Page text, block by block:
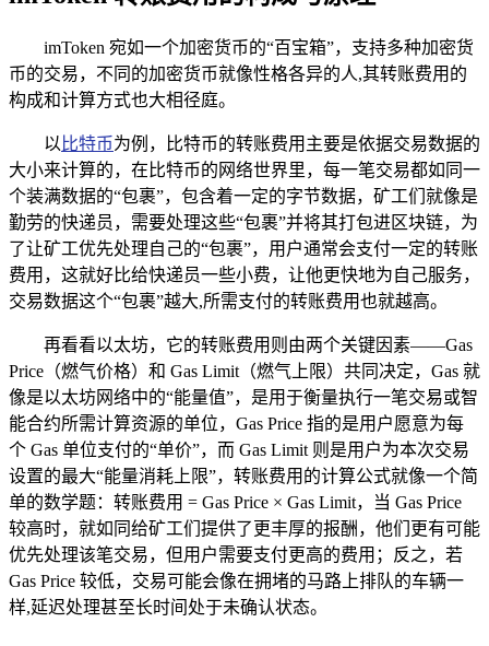
imToken 宛如一个加密货币的“百宝箱”，支持多种加密货
币的交易，不同的加密货币就像性格各异的人,其转账费用的
构成和计算方式也大相径庭。
以 比特币为例，比特币的转账费用主要是依据交易数据的
大小来计算的，在比特币的网络世界里，每一笔交易都如同一
个装满数据的“包裹”，包含着一定的字节数据，矿工们就像是
勤劳的快递员，需要处理这些“包裹”并将其打包进区块链，为
了让矿工优先处理自己的“包裹”，用户通常会支付一定的转账
费用，这就好比给快递员一些小费，让他更快地为自己服务，
交易数据这个“包裹”越大,所需支付的转账费用也就越高。
再看看以太坊，它的转账费用则由两个关键因素——Gas
Price（燃气价格）和 Gas Limit（燃气上限）共同决定，Gas 就
像是以太坊网络中的“能量值”，是用于衡量执行一笔交易或智
能合约所需计算资源的单位，Gas Price 指的是用户愿意为每
个 Gas 单位支付的“单价”，而 Gas Limit 则是用户为本次交易
设置的最大“能量消耗上限”，转账费用的计算公式就像一个简
单的数学题：转账费用 = Gas Price × Gas Limit，当 Gas Price
较高时，就如同给矿工们提供了更丰厚的报酬，他们更有可能
优先处理该笔交易，但用户需要支付更高的费用；反之，若
Gas Price 较低，交易可能会像在拥堵的马路上排队的车辆一
样,延迟处理甚至长时间处于未确认状态。